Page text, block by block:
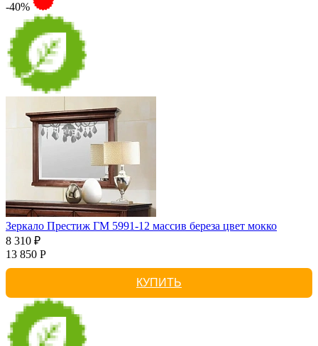
-40%
Зеркало Престиж ГМ 5991-12 массив береза цвет мокко
8 310 ₽
13 850 Р
КУПИТЬ